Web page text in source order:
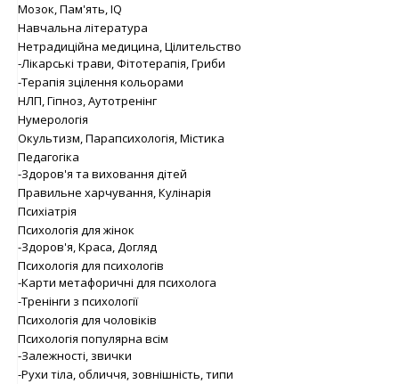
Мозок, Пам'ять, IQ
Навчальна література
Нетрадиційна медицина, Цілительство
-Лікарські трави, Фітотерапія, Гриби
-Терапія зцілення кольорами
НЛП, Гіпноз, Аутотренінг
Нумерологія
Окультизм, Парапсихологія, Містика
Педагогіка
-Здоров'я та виховання дітей
Правильне харчування, Кулінарія
Психіатрія
Психологія для жінок
-Здоров'я, Краса, Догляд
Психологія для психологів
-Карти метафоричні для психолога
-Тренінги з психології
Психологія для чоловіків
Психологія популярна всім
-Залежності, звички
-Рухи тіла, обличчя, зовнішність, типи